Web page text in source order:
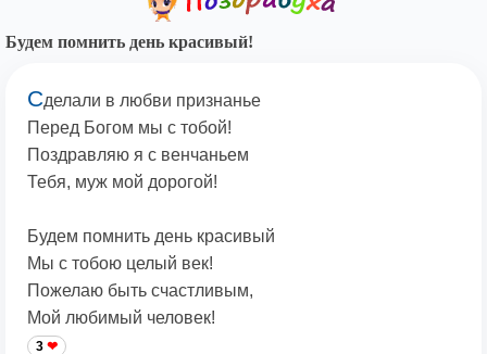
Будем помнить день красивый!
Сделали в любви признанье
Перед Богом мы с тобой!
Поздравляю я с венчаньем
Тебя, муж мой дорогой!
Будем помнить день красивый
Мы с тобою целый век!
Пожелаю быть счастливым,
Мой любимый человек!
3